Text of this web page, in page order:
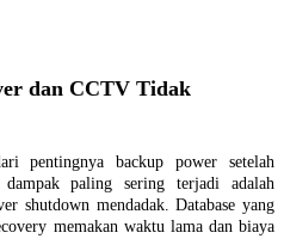
dan CCTV Tidak
pentingnya backup power setelah
paling sering terjadi adalah
shutdown mendadak. Database yang
memakan waktu lama dan biaya